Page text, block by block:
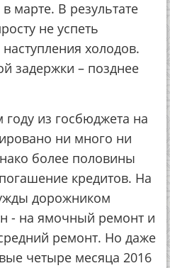
марте. В результате
не успеть
холодов.
задержки – позднее
из госбюджета на
ни много ни
более половины
кредитов. На
дорожником
- на ямочный ремонт и
ремонт. Но даже
четыре месяца 2016